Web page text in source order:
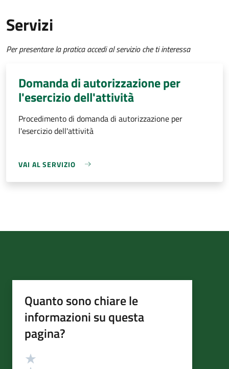
Servizi
Per presentare la pratica accedi al servizio che ti interessa
Domanda di autorizzazione per
l'esercizio dell'attività
Procedimento di domanda di autorizzazione per
l'esercizio dell'attività
VAI AL SERVIZIO
Quanto sono chiare le
informazioni su questa
pagina?
Valutazione